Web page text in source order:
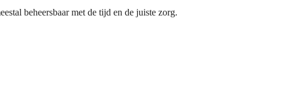
beheersbaar met de tijd en de juiste zorg.